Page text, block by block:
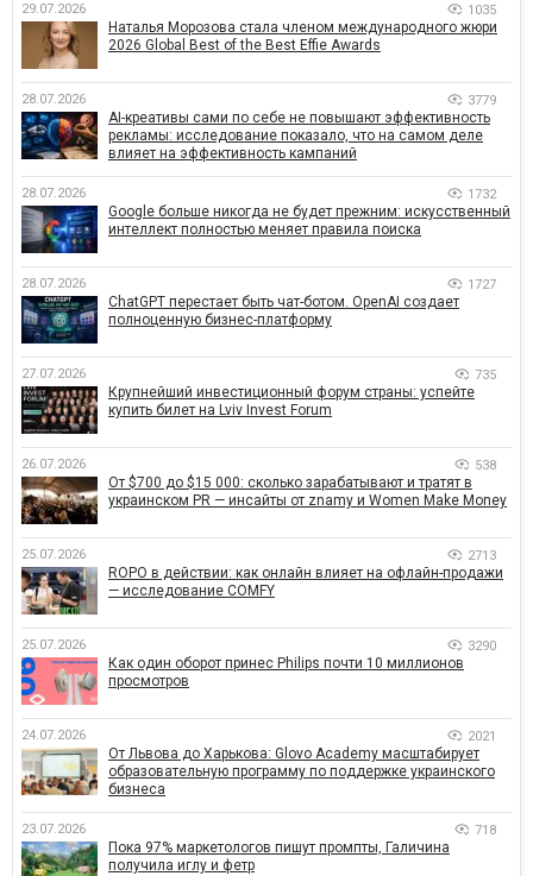
29.07.2026 1035
Наталья Морозова стала членом международного жюри
2026 Global Best of the Best Effie Awards
28.07.2026 3779
AI-креативы сами по себе не повышают эффективность
рекламы: исследование показало, что на самом деле
влияет на эффективность кампаний
28.07.2026 1732
Google больше никогда не будет прежним: искусственный
интеллект полностью меняет правила поиска
28.07.2026 1727
ChatGPT перестает быть чат-ботом. OpenAI создает
полноценную бизнес-платформу
27.07.2026 735
Крупнейший инвестиционный форум страны: успейте
купить билет на Lviv Invest Forum
26.07.2026 538
От $700 до $15 000: сколько зарабатывают и тратят в
украинском PR — инсайты от znamy и Women Make Money
25.07.2026 2713
ROPO в действии: как онлайн влияет на офлайн-продажи
— исследование COMFY
25.07.2026 3290
Как один оборот принес Philips почти 10 миллионов
просмотров
24.07.2026 2021
От Львова до Харькова: Glovo Academy масштабирует
образовательную программу по поддержке украинского
бизнеса
23.07.2026 718
Пока 97% маркетологов пишут промпты, Галичина
получила иглу и фетр